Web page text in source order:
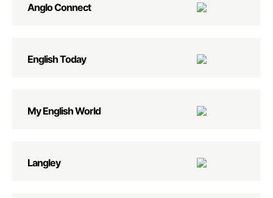
Anglo Connect
English Today
My English World
Langley